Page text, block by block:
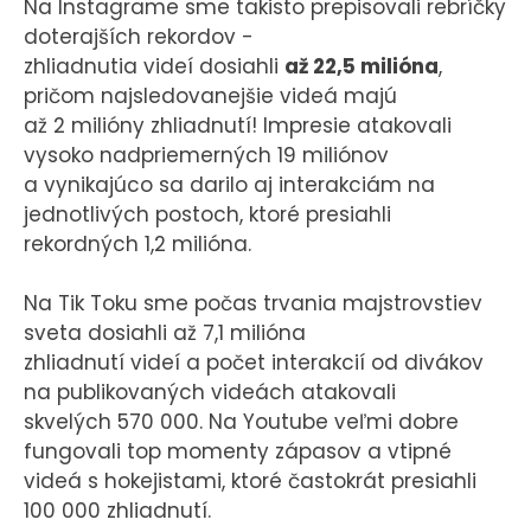
Na Instagrame sme takisto prepisovali rebríčky
doterajších rekordov -
zhliadnutia videí dosiahli až 22,5 milióna,
pričom najsledovanejšie videá majú
až 2 milióny zhliadnutí! Impresie atakovali
vysoko nadpriemerných 19 miliónov
a vynikajúco sa darilo aj interakciám na
jednotlivých postoch, ktoré presiahli
rekordných 1,2 milióna.
Na Tik Toku sme počas trvania majstrovstiev
sveta dosiahli až 7,1 milióna
zhliadnutí videí a počet interakcií od divákov
na publikovaných videách atakovali
skvelých 570 000. Na Youtube veľmi dobre
fungovali top momenty zápasov a vtipné
videá s hokejistami, ktoré častokrát presiahli
100 000 zhliadnutí.